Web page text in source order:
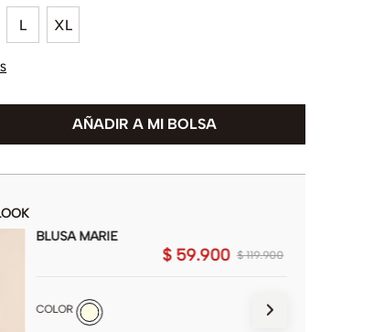
L XL
BLUSA MARIE
$ 119.900
$ 59.900
COLOR